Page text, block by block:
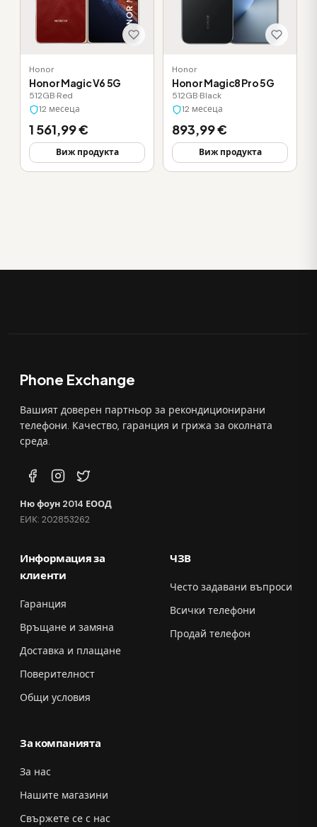
Honor
Honor Magic V6 5G
512GB·Red
12 месеца
1 561,99 €
Виж продукта
Honor
Honor Magic8 Pro 5G
512GB·Black
12 месеца
893,99 €
Виж продукта
Phone Exchange
Вашият доверен партньор за рекондиционирани
телефони. Качество, гаранция и грижа за околната
среда.
Ню фоун 2014 ЕООД
ЕИК: 202853262
Информация за
клиенти
Гаранция
Връщане и замяна
Доставка и плащане
Поверителност
Общи условия
ЧЗВ
Често задавани въпроси
Всички телефони
Продай телефон
За компанията
За нас
Нашите магазини
Свържете се с нас